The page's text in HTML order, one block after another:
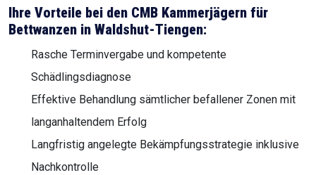
Ihre Vorteile bei den CMB Kammerjägern für
Bettwanzen in Waldshut-Tiengen:
Rasche Terminvergabe und kompetente
Schädlingsdiagnose
Effektive Behandlung sämtlicher befallener Zonen mit
langanhaltendem Erfolg
Langfristig angelegte Bekämpfungsstrategie inklusive
Nachkontrolle